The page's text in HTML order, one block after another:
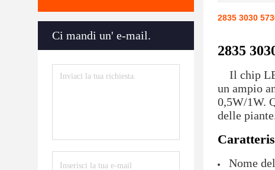
Ci mandi un' e-mail.
2835 3030
2835
Il chip
un ampio
0,5W/1W.
delle
Nome